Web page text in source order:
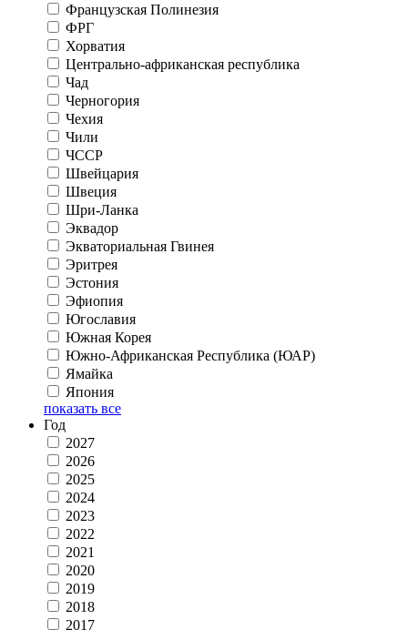
Французская Полинезия
ФРГ
Хорватия
Центрально-африканская республика
Чад
Черногория
Чехия
Чили
ЧССР
Швейцария
Швеция
Шри-Ланка
Эквадор
Экваториальная Гвинея
Эритрея
Эстония
Эфиопия
Югославия
Южная Корея
Южно-Африканская Республика (ЮАР)
Ямайка
Япония
показать все
Год
2027
2026
2025
2024
2023
2022
2021
2020
2019
2018
2017